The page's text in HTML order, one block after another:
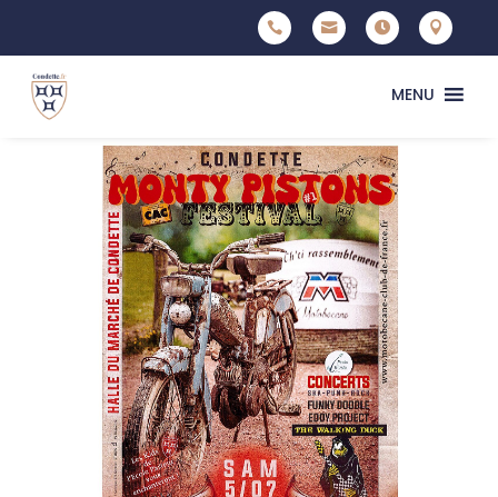




MENU